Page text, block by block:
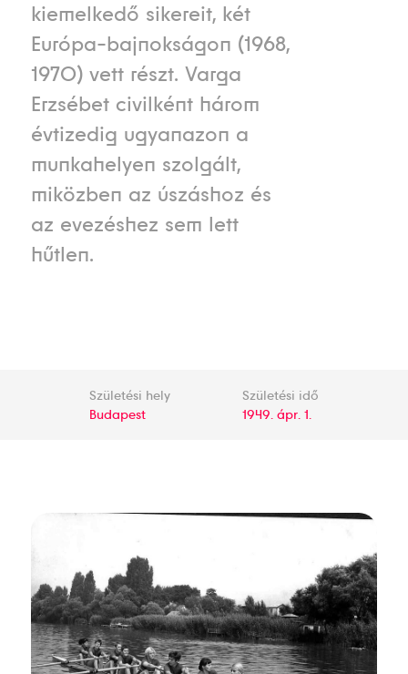
kiemelkedő sikereit, két
Európa-bajnokságon (1968,
1970) vett részt. Varga
Erzsébet civilként három
évtizedig ugyanazon a
munkahelyen szolgált,
miközben az úszáshoz és
az evezéshez sem lett
hűtlen.
Születési hely
Budapest
Születési idő
1949. ápr. 1.